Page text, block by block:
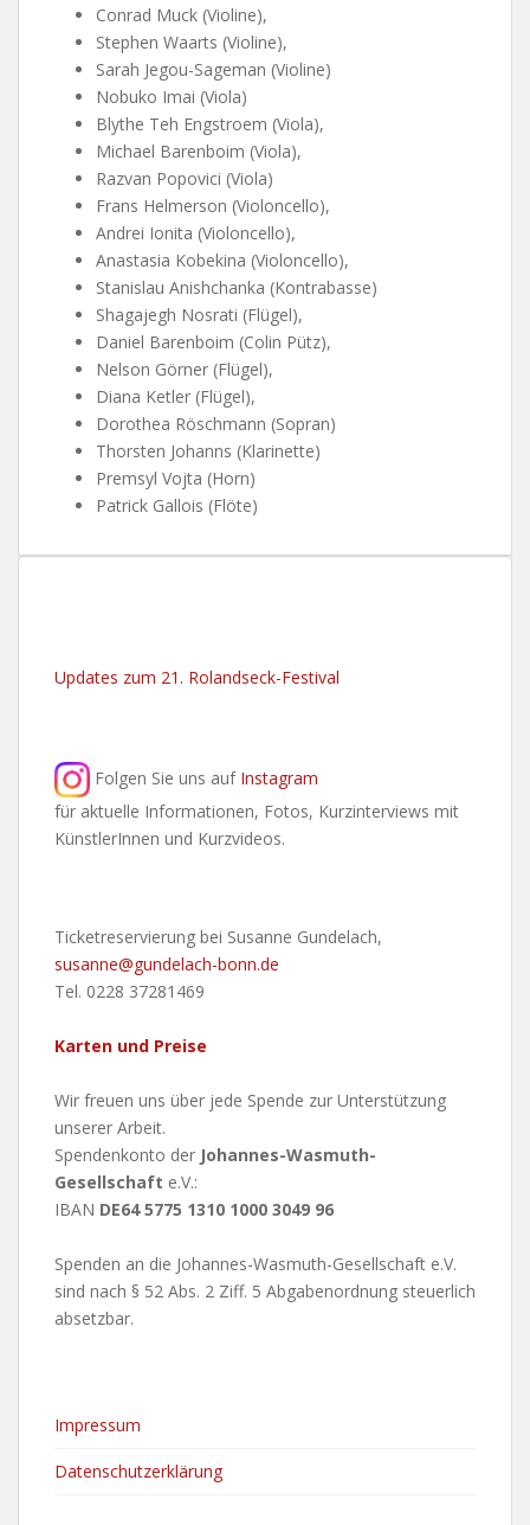
Conrad Muck (Violine),
Stephen Waarts (Violine),
Sarah Jegou-Sageman (Violine)
Nobuko Imai (Viola)
Blythe Teh Engstroem (Viola),
Michael Barenboim (Viola),
Razvan Popovici (Viola)
Frans Helmerson (Violoncello),
Andrei Ionita (Violoncello),
Anastasia Kobekina (Violoncello),
Stanislau Anishchanka (Kontrabasse)
Shagajegh Nosrati (Flügel),
Daniel Barenboim (Colin Pütz),
Nelson Görner (Flügel),
Diana Ketler (Flügel),
Dorothea Röschmann (Sopran)
Thorsten Johanns (Klarinette)
Premsyl Vojta (Horn)
Patrick Gallois (Flöte)
Updates zum 21. Rolandseck-Festival
Folgen Sie uns auf Instagram
für aktuelle Informationen, Fotos, Kurzinterviews mit
KünstlerInnen und Kurzvideos.
Ticketreservierung bei Susanne Gundelach,
susanne@gundelach-bonn.de
Tel. 0228 37281469
Karten und Preise
Wir freuen uns über jede Spende zur Unterstützung
unserer Arbeit.
Spendenkonto der Johannes-Wasmuth-
Gesellschaft e.V.:
IBAN DE64 5775 1310 1000 3049 96
Spenden an die Johannes-Wasmuth-Gesellschaft e.V.
sind nach § 52 Abs. 2 Ziff. 5 Abgabenordnung steuerlich
absetzbar.
Impressum
Datenschutzerklärung